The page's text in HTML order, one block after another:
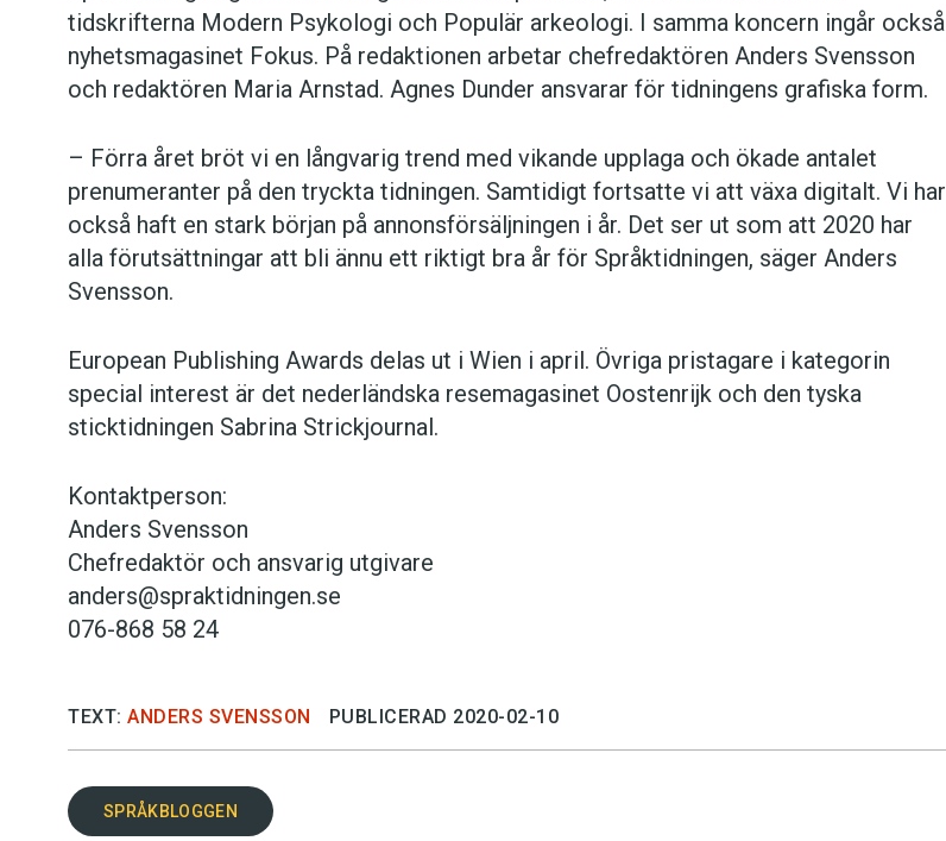
tidskrifterna Modern Psykologi och Populär arkeologi. I samma koncern ingår också
nyhetsmagasinet Fokus. På redaktionen arbetar chefredaktören Anders Svensson
och redaktören Maria Arnstad. Agnes Dunder ansvarar för tidningens grafiska form.
– Förra året bröt vi en långvarig trend med vikande upplaga och ökade antalet
prenumeranter på den tryckta tidningen. Samtidigt fortsatte vi att växa digitalt. Vi har
också haft en stark början på annonsförsäljningen i år. Det ser ut som att 2020 har
alla förutsättningar att bli ännu ett riktigt bra år för Språktidningen, säger Anders
Svensson.
European Publishing Awards delas ut i Wien i april. Övriga pristagare i kategorin
special interest är det nederländska resemagasinet Oostenrijk och den tyska
sticktidningen Sabrina Strickjournal.
Kontaktperson:
Anders Svensson
Chefredaktör och ansvarig utgivare
anders@spraktidningen.se
076-868 58 24
TEXT: ANDERS SVENSSON PUBLICERAD 2020-02-10
SPRÅKBLOGGEN